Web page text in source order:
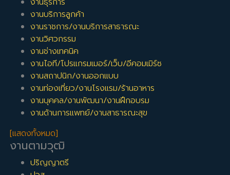
งานบริการลูกค้า
งานราชการ/งานบริการสาธารณะ
งานวิศวกรรม
งานช่างเทคนิค
งานไอที/โปรแกรมเมอร์/เว็บ/อีคอมเมิร์ซ
งานสถาปนิก/งานออกแบบ
งานท่องเที่ยว/งานโรงแรม/ร้านอาหาร
งานบุคคล/งานพัฒนา/งานฝึกอบรม
งานด้านการแพทย์/งานสาธารณะสุข
[แสดงทั้งหมด]
งานตามวุฒิ
ปริญญาตรี